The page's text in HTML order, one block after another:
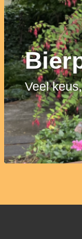
Veel